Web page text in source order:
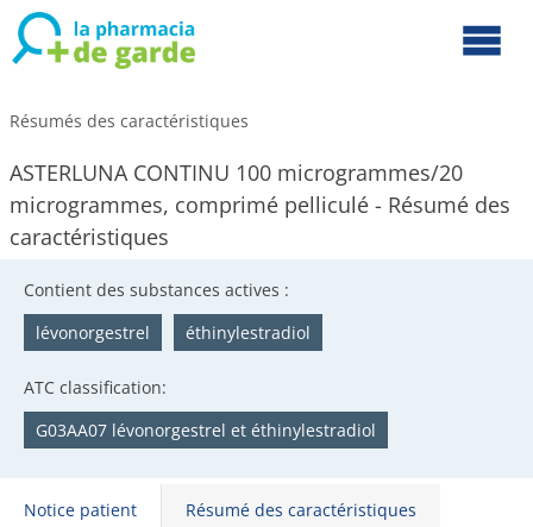
Résumés des caractéristiques
ASTERLUNA CONTINU 100 microgrammes/20
microgrammes, comprimé pelliculé - Résumé des
caractéristiques
Contient des substances actives :
lévonorgestrel
éthinylestradiol
ATC classification:
G03AA07 lévonorgestrel et éthinylestradiol
Notice patient Résumé des caractéristiques